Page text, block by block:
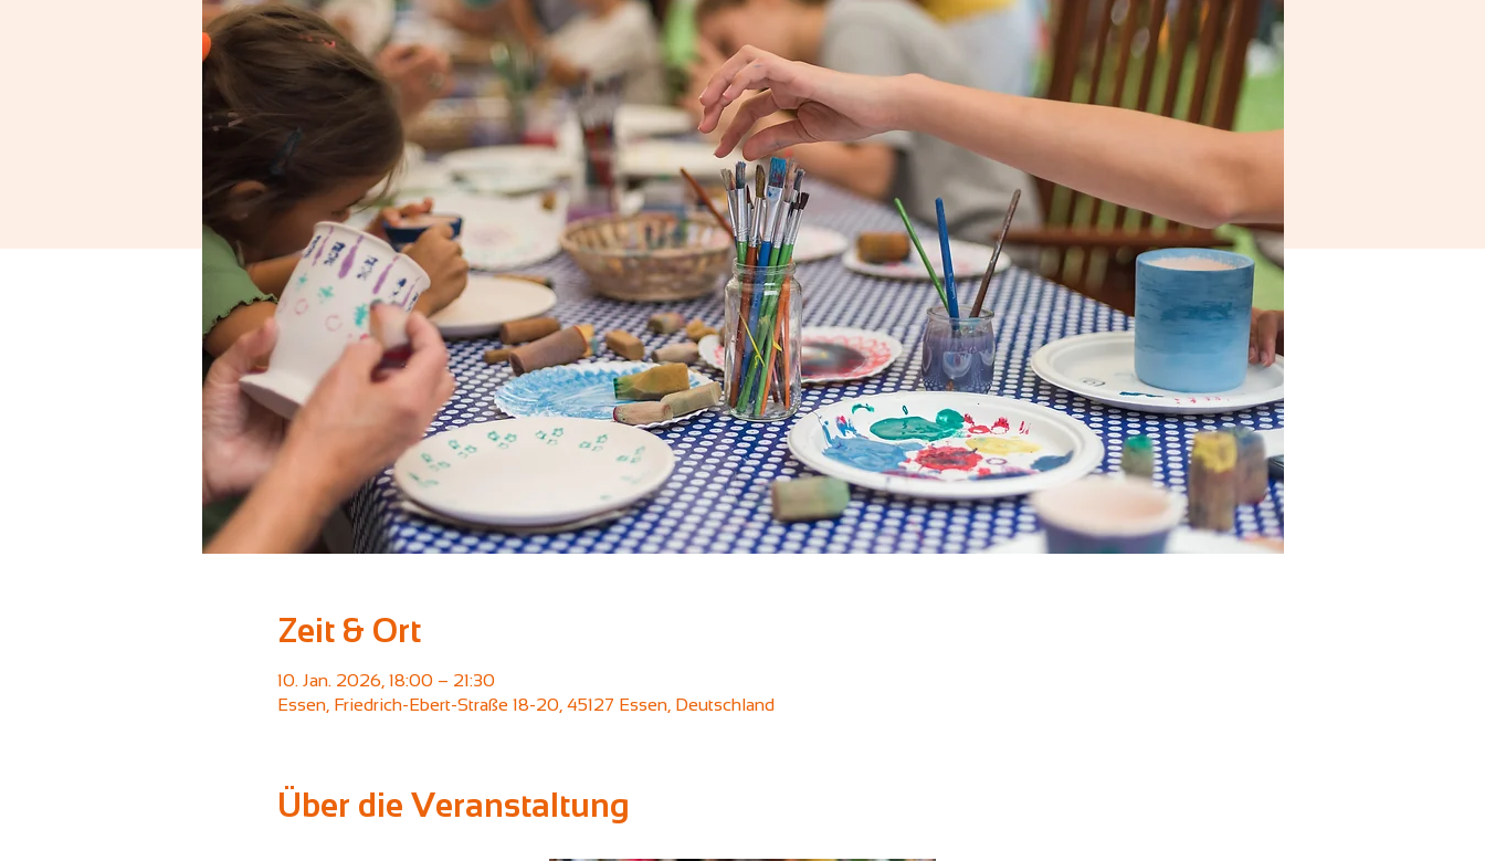
Zeit & Ort
10. Jan. 2026, 18:00 – 21:30
Essen, Friedrich-Ebert-Straße 18-20, 45127 Essen, Deutschland
Über die Veranstaltung